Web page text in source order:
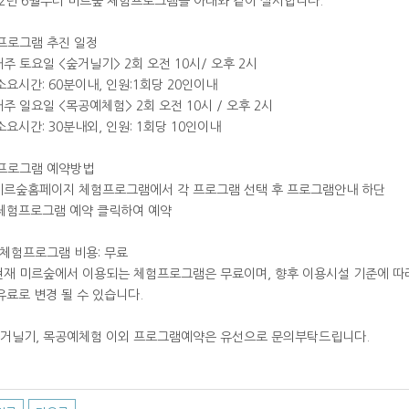
로그램 추진 일정
주 토요일 <숲거닐기> 2회 오전 10시/ 오후 2시
시간: 60분이내, 인원:1회당 20인이내
주 일요일 <목공예체험> 2회 오전 10시 / 오후 2시
시간: 30분내외, 인원: 1회당 10인이내
로그램 예약방법
숲홈페이지 체험프로그램에서 각 프로그램 선택 후 프로그램안내 하단
프로그램 예약 클릭하여 예약
험프로그램 비용: 무료
미르숲에서 이용되는 체험프로그램은 무료이며, 향후 이용시설 기준에 따
로 변경 될 수 있습니다.
닐기, 목공예체험 이외 프로그램예약은 유선으로 문의부탁드립니다.